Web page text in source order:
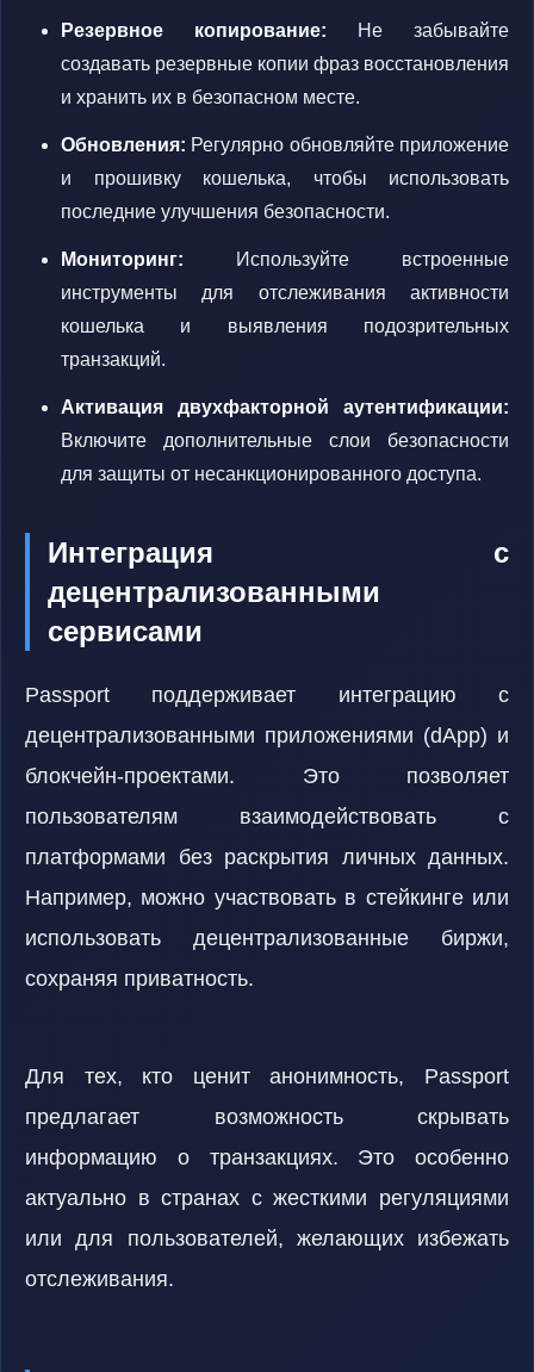
Резервное копирование: Не забывайте
создавать резервные копии фраз восстановления
и хранить их в безопасном месте.
Обновления: Регулярно обновляйте приложение
и прошивку кошелька, чтобы использовать
последние улучшения безопасности.
Мониторинг: Используйте встроенные
инструменты для отслеживания активности
кошелька и выявления подозрительных
транзакций.
Активация двухфакторной аутентификации:
Включите дополнительные слои безопасности
для защиты от несанкционированного доступа.
Интеграция с
децентрализованными
сервисами
Passport поддерживает интеграцию с
децентрализованными приложениями (dApp) и
блокчейн-проектами. Это позволяет
пользователям взаимодействовать с
платформами без раскрытия личных данных.
Например, можно участвовать в стейкинге или
использовать децентрализованные биржи,
сохраняя приватность.
Для тех, кто ценит анонимность, Passport
предлагает возможность скрывать
информацию о транзакциях. Это особенно
актуально в странах с жесткими регуляциями
или для пользователей, желающих избежать
отслеживания.